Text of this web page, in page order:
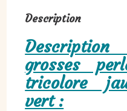
Description
grosses
tricolore
vert :